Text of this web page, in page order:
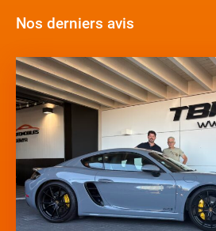
Nos derniers avis